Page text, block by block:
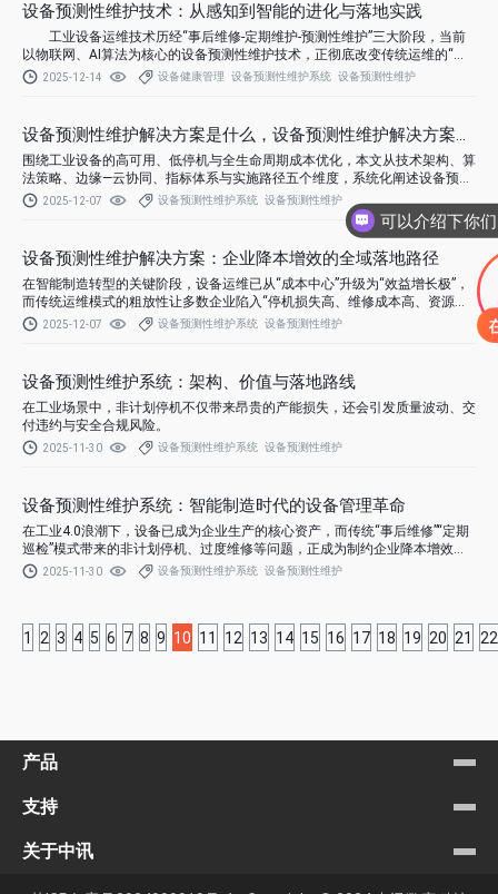
设备预测性维护技术：从感知到智能的进化与落地实践
工业设备运维技术历经“事后维修-定期维护-预测性维护”三大阶段，当前
以物联网、AI算法为核心的设备预测性维护技术，正彻底改变传统运维的“经
验驱动”模式，转向“数据驱动”的精准管控。数据显示，采用先进预测性维护
2025-12-14 设备健康管理 设备预测性维护系统 设备预测性维护
设备预测性维护解决方案是什么，设备预测性维护解决方案推荐
围绕工业设备的高可用、低停机与全生命周期成本优化，本文从技术架构、算
法策略、边缘—云协同、指标体系与实施路径五个维度，系统化阐述设备预测
性维护解决方案。
2025-12-07 设备预测性维护系统 设备预测性维护
设备预测性维护解决方案：企业降本增效的全域落地路径
在智能制造转型的关键阶段，设备运维已从“成本中心”升级为“效益增长极”，
而传统运维模式的粗放性让多数企业陷入“停机损失高、维修成本高、资源浪
费高”的困境。
2025-12-07 设备预测性维护系统 设备预测性维护
设备预测性维护系统：架构、价值与落地路线
在工业场景中，非计划停机不仅带来昂贵的产能损失，还会引发质量波动、交
付违约与安全合规风险。
2025-11-30 设备预测性维护系统 设备预测性维护
设备预测性维护系统：智能制造时代的设备管理革命
在工业4.0浪潮下，设备已成为企业生产的核心资产，而传统“事后维修”“定期
巡检”模式带来的非计划停机、过度维修等问题，正成为制约企业降本增效的
关键瓶颈。
2025-11-30 设备预测性维护系统 设备预测性维护
1 2 3 4 5 6 7 8 9 10 11 12 13 14 15 16 17 18 19 20 21 22
产品
支持
关于中讯